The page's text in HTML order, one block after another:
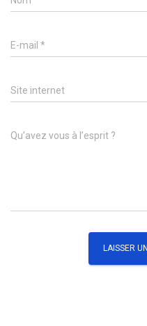
E-mail *
Site internet
Qu’avez vous à l’esprit ?